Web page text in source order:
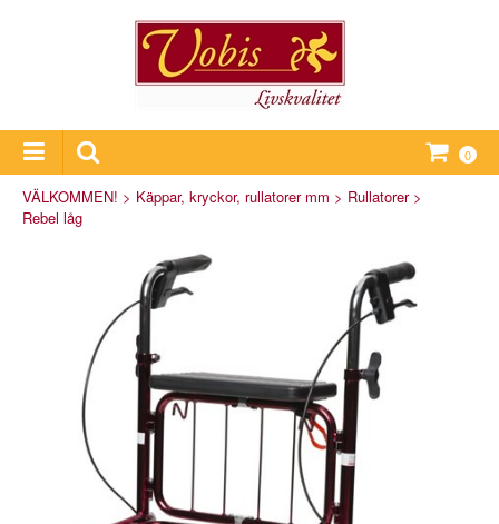
0
VÄLKOMMEN! > Käppar, kryckor, rullatorer mm > Rullatorer>
Rebel låg